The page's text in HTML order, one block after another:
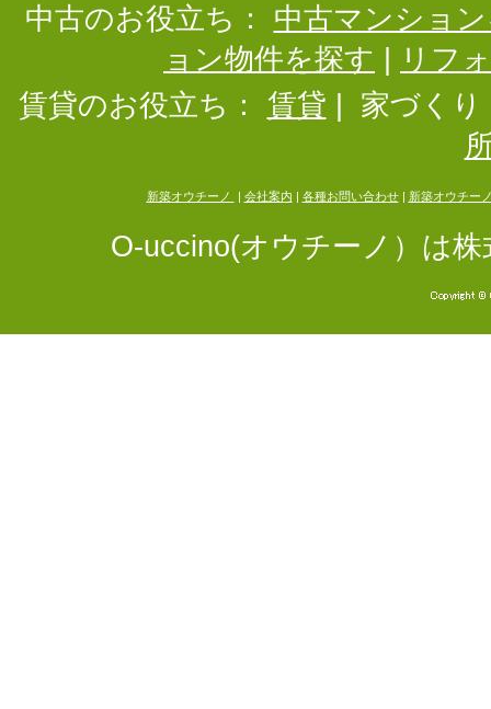
中古のお役立ち：
中古マンショ
ョン物件を探す
リフ
賃貸のお役立ち：
賃貸
家づくり
新築オウチーノ 会社案内 各種お問い合わせ| 新築オウチー
O-uccino(オウチーノ）は